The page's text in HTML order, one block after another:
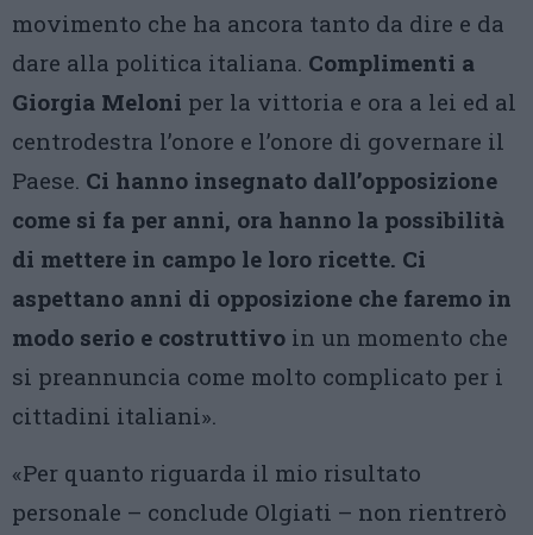
movimento che ha ancora tanto da dire e da
dare alla politica italiana. Complimenti a
Giorgia Meloni per la vittoria e ora a lei ed al
centrodestra l’onore e l’onore di governare il
Paese. Ci hanno insegnato dall’opposizione
come si fa per anni, ora hanno la possibilità
di mettere in campo le loro ricette. Ci
aspettano anni di opposizione che faremo in
modo serio e costruttivo in un momento che
si preannuncia come molto complicato per i
cittadini italiani».
«Per quanto riguarda il mio risultato
personale – conclude Olgiati – non rientrerò